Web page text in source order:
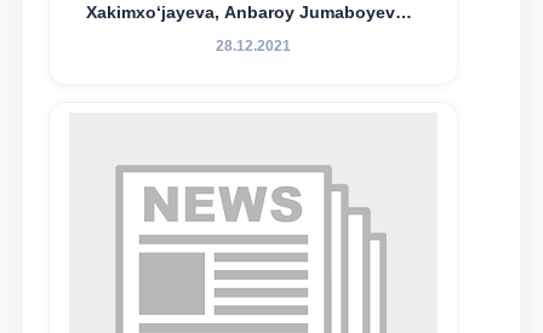
Xakimxo‘jayeva, Anbaroy Jumaboyeva
hamda TDYU qoshidagi M.S.Vosiqova
bo‘ldi.
28.12.2021